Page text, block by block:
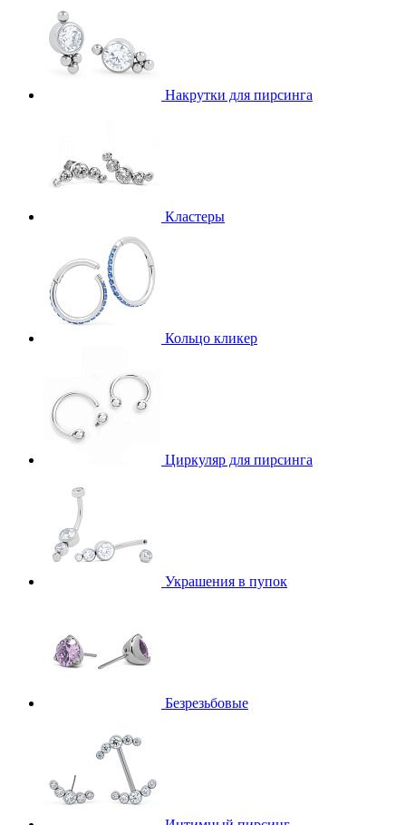
Накрутки для пирсинга
Кластеры
Кольцо кликер
Циркуляр для пирсинга
Украшения в пупок
Безрезьбовые